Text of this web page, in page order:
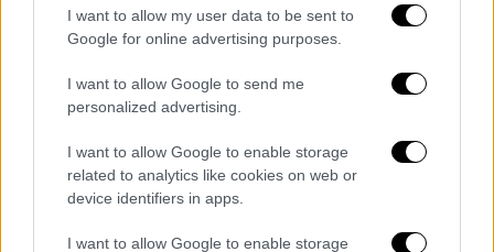
I want to allow my user data to be sent to
Google for online advertising purposes.
I want to allow Google to send me
personalized advertising.
I want to allow Google to enable storage
related to analytics like cookies on web or
device identifiers in apps.
I want to allow Google to enable storage
Δεν υπάρχουν αναφορές για σοβαρούς
τραυματισμούς, ωστόσο η κυκλοφορία έχει
σχεδόν παραλύσει στο συγκεκριμένο σημείο
και οι οδηγοί καλούνται να επιδείξουν
Τροχαίας.
ΔΕΙΤΕ LIVE ΤΗΝ ΚΙΝΗΣΗ ΣΤΟΥΣ ΔΡΟΜΟΥΣ